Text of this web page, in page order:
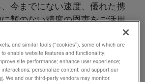
今までにない速度、優れた携
類のない精度の恩恵をご活用
を先取りする研究プロジェクト
ュラムでこそ、Creaform の革
る3Dスキャナーをお役立ちい
and similar tools (“cookies”), some of which are
enable website features and functionality;
site performance; enhance user experience;
personalize content; and support our
We and our third-party vendors may monitor,